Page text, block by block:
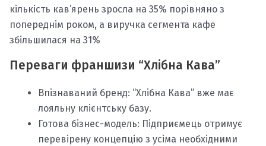
кількість кав’ярень зросла на 35% порівняно з
попереднім роком, а виручка сегмента кафе
збільшилася на 31%
Переваги франшизи “Хлібна Кава”
Впізнаваний бренд: “Хлібна Кава” вже має
лояльну клієнтську базу.​
Готова бізнес-модель: Підприємець отримує
перевірену концепцію з усіма необхідними